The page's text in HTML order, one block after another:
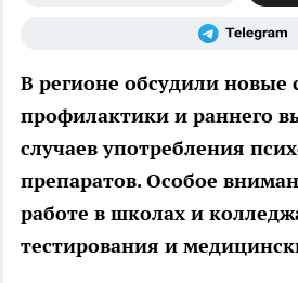
В регионе обсудили новые
профилактики и раннего
случаев употребления
препаратов. Особое
работе в школах и
тестирования и